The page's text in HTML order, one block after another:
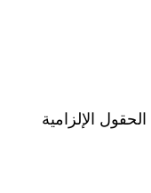
الحقول الإلزامية